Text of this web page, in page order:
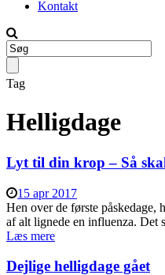
Kontakt
Tag
Helligdage
Lyt til din krop – Så
15 apr 2017
Hen over de første påskedage,
af alt lignede en influenza. Det
Læs mere
Dejlige helligdage gået